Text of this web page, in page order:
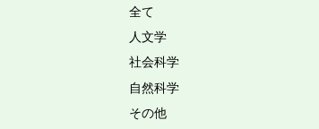
全て
人文学
社会科学
自然科学
その他